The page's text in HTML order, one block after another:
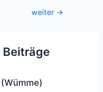
weiter →